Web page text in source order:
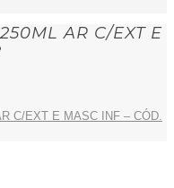
AR C/EXT E
C/EXT E MASC INF – CÓD.